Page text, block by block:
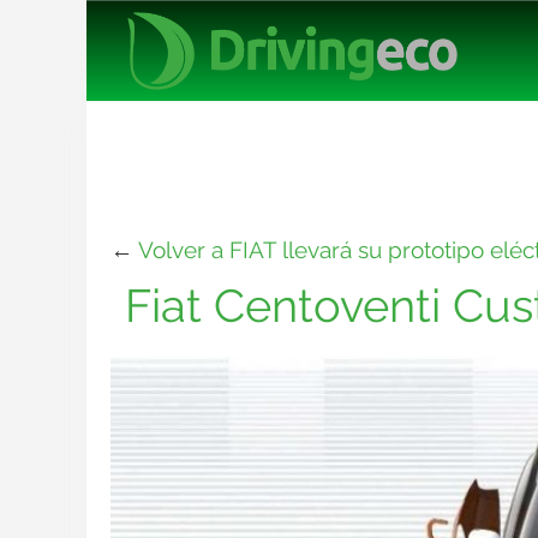
← Volver a FIAT llevará su prototipo
Fiat Centoventi